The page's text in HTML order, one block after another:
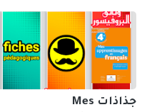
جذاذات Mes